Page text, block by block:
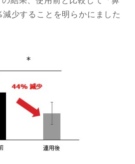
少することを明らかにました